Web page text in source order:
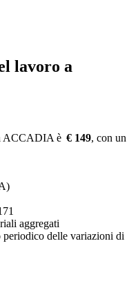
lavoro a
ACCADIA è € 149, con un
aggregati
delle variazioni di